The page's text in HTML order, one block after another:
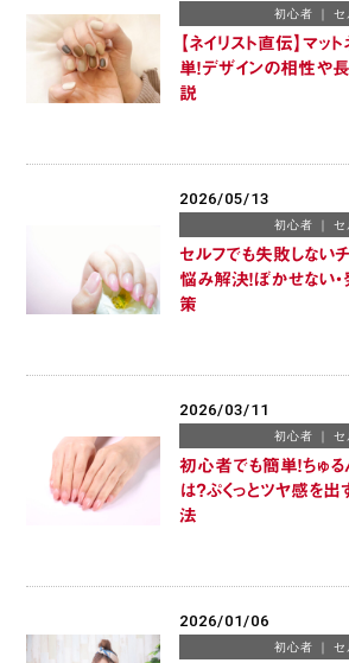
初心者 セ
【ネイリスト直伝】マッ
単！デザインの相性や
説
2026/05/13
初心者 セ
セルフでも失敗しない
悩み解決！ぼかせない
策
2026/03/11
初心者 セ
初心者でも簡単！ちゅ
は？ぷくっとツヤ感を
法
2026/01/06
初心者 セ